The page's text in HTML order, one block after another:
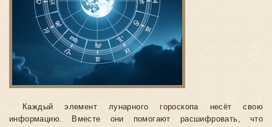
Каждый элемент лунарного гороскопа несёт свою
информацию. Вместе они помогают расшифровать, что